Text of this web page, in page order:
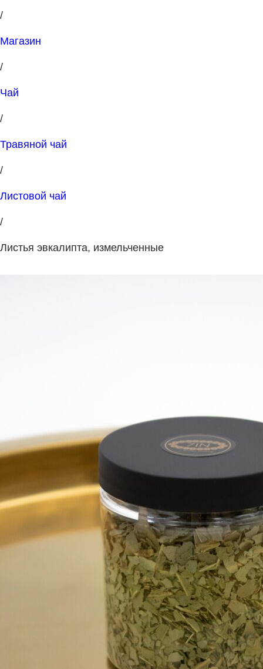
/
Магазин
/
Чай
/
Травяной чай
/
Листовой чай
/
Листья эвкалипта, измельченные